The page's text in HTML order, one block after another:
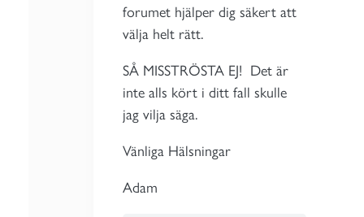
forumet hjälper dig säkert att
välja helt rätt.
SÅ MISSTRÖSTA EJ! Det är
inte alls kört i ditt fall skulle
jag vilja säga.
Vänliga Hälsningar
Adam